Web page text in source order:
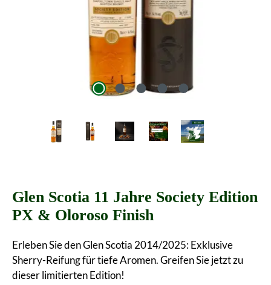
Glen Scotia 11 Jahre Society Edition
PX & Oloroso Finish
Erleben Sie den Glen Scotia 2014/2025: Exklusive
Sherry-Reifung für tiefe Aromen. Greifen Sie jetzt zu
dieser limitierten Edition!